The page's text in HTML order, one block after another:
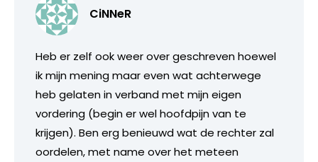
CiNNeR
Heb er zelf ook weer over geschreven hoewel
ik mijn mening maar even wat achterwege
heb gelaten in verband met mijn eigen
vordering (begin er wel hoofdpijn van te
krijgen). Ben erg benieuwd wat de rechter zal
oordelen, met name over het meteen